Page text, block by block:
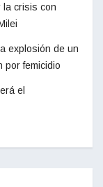
la crisis con
explosión de un
por femicidio
el